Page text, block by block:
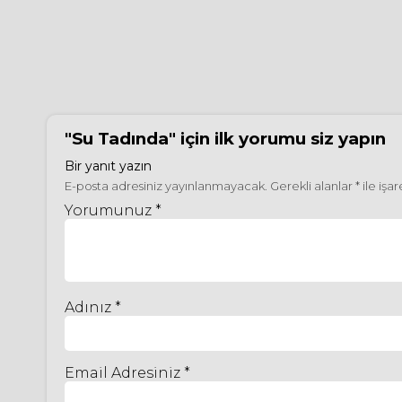
"Su Tadında" için ilk yorumu siz yapın
Bir yanıt yazın
E-posta adresiniz yayınlanmayacak. Gerekli alanlar* ile
Yorumunuz *
Adınız *
Email Adresiniz *